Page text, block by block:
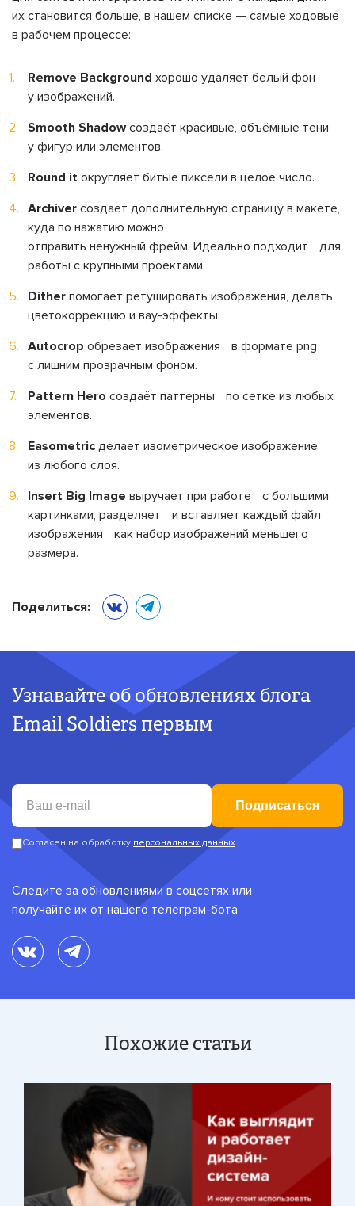
их становится больше, в нашем списке — самые ходовые
в рабочем процессе:
Remove Background хорошо удаляет белый фон
у изображений.
Smooth Shadowсоздаёт красивые, объёмные тени
у фигур или элементов.
Round it округляет битые пиксели в целое число.
Archiver создаёт дополнительную страницу в макете,
куда по нажатию можно
отправить ненужный фрейм. Идеально подходит для
работы с крупными проектами.
Dither помогает ретушировать изображения, делать
цветокоррекцию и вау-эффекты.
Autocrop обрезает изображения в формате png
с лишним прозрачным фоном.
Pattern Hero создаёт паттерны по сетке из любых
элементов.
Easometric делает изометрическое изображение
из любого слоя.
Insert Big Image выручает при работе с большими
картинками, разделяет и вставляет каждый файл
изображения как набор изображений меньшего
размера.
Поделиться:
Узнавайте об обновлениях блога
Email Soldiers первым
Подписаться
Согласен на обработку персональных данных
Следите за обновлениями в соцсетях или
получайте их от нашего телеграм-бота
Похожие статьи